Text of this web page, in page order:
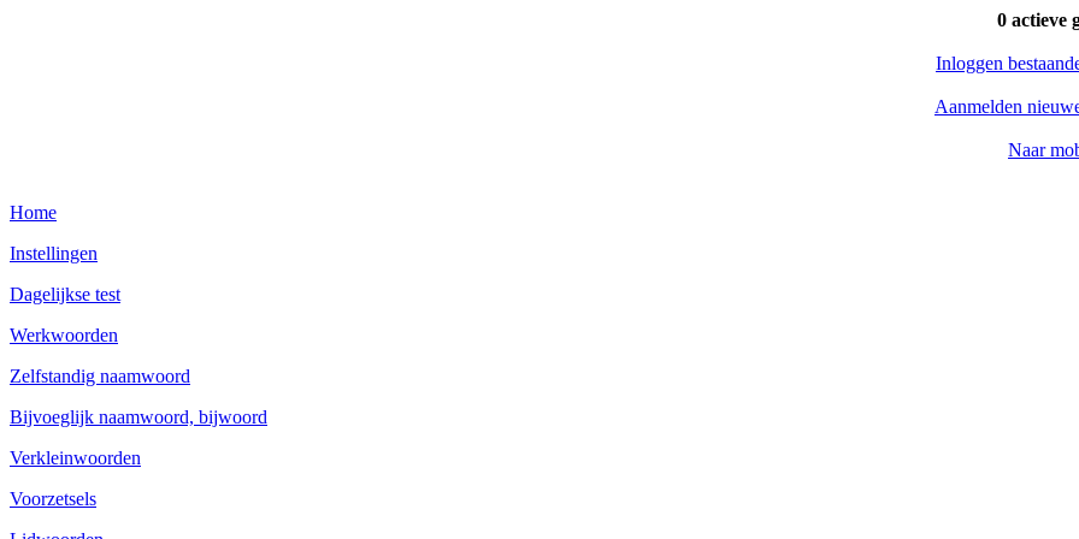
0 actieve
Inloggen
Aanmelden
Naar
Home
Instellingen
Dagelijkse test
Werkwoorden
Zelfstandig naamwoord
Bijvoeglijk naamwoord, bijwoord
Verkleinwoorden
Voorzetsels